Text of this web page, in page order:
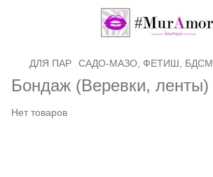
ДЛЯ ПАР САДО-МАЗО, ФЕТИШ, БДСМ
Бондаж (Веревки, ленты)
Нет товаров